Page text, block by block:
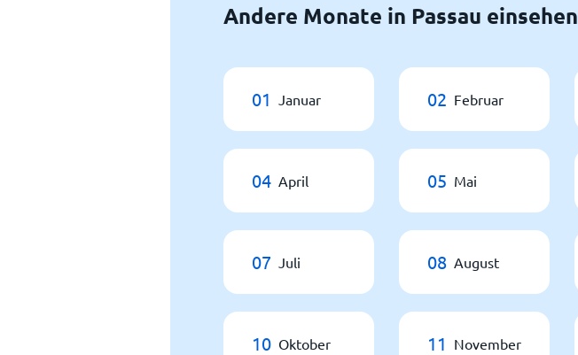
Andere Monate in Passau einsehen
01 Januar 02 Februar
04 April 05 Mai
07 Juli 08 August
10 Oktober 11 November